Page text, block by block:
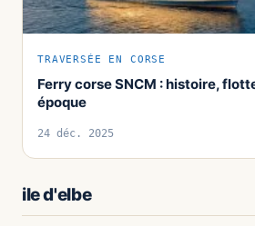
TRAVERSÉE EN CORSE
Ferry corse SNCM : histoire,
époque
24 déc. 2025
ile d'elbe